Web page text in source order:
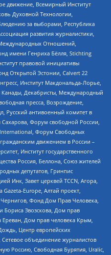
движение, Всемирный Институт
Духовной Технологии,
за выборами, Республика
развития журналистики,
Отношений,
имени Генриха Бёлля, Stichting
правовой инициативы
Открытой Эстонии, Calvert 22
Институт Макдональда-Лорье,
Декабристы, Международный
пресса, Возрождение,
Русский антивоенный комитет в
Форум свободной России,
Форум Свободных
движением в России –
Институт государственного
Россия, Беллона, Союз жителей
депутатов, Гринпис
Инк, Завет церквей TCCN, Агора,
Europe, Алтай проект,
Фонд Дом Прав Человека,
Бориса Звозскова, Дом прав
Ереван, Дом прав человека Крым,
Центр европейских
объединение журналистов
Россию, Свободная Бурятия, Uralic,